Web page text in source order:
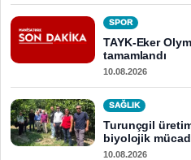
SPOR
TAYK-Eker
tamamlandı
10.08.2026
SAĞLIK
Turunçgil
biyolojik
10.08.2026